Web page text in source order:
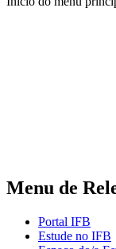
Menu de
Portal IFB
Estude no IFB